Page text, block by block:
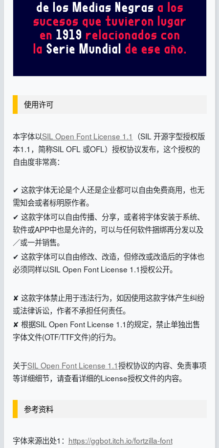
使用许可
本字体以SIL Open Font License 1.1 （SIL 开源字型授权版
本1.1，简称SIL OFL 或OFL）授权协议发布，这个授权的
自由度非常高：
✔ 这款字体无论是个人还是企业都可以自由免费商用，也无
需知会或者标明原作者。
✔ 这款字体可以自由传播、分享，或者将字体安装于系统、
软件或APP中也是允许的，可以与任何软件捆绑再分发以及
／或一并销售。
✔ 这款字体可以自由修改、改造，但修改或改造后的字体也
必须同样以SIL Open Font License 1.1授权公开。
✘ 这款字体禁止用于违法行为，如因使用这款字体产生纠纷
或法律诉讼，作者不承担任何责任。
✘ 根据SIL Open Font License 1.1的规定，禁止单独出售
字体文件(OTF/TTF文件)的行为。
关于SIL Open Font License 1.1授权协议的内容、免责事项
等详细细节，请查看详细的License授权文件的内容。
参考资料
字体来源出处1： https://ggbot.itch.io/fortzilla-font